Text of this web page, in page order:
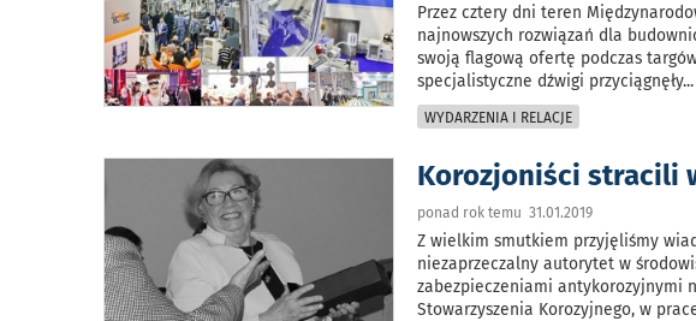
Przez cztery dni teren
najnowszych rozwiązań dla
swoją flagową ofertę podczas
specjalistyczne dźwigi przyciągnęły...
WYDARZENIA I RELACJE
Korozjoniści stracili
ponad rok temu 31.01.2019
Z wielkim smutkiem przyjęliśmy
niezaprzeczalny autorytet w
zabezpieczeniami antykorozyjnymi
Stowarzyszenia Korozyjnego, w